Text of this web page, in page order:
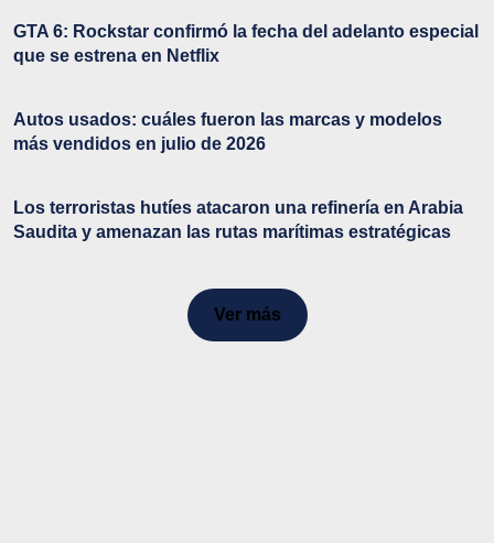
GTA 6: Rockstar confirmó la fecha del adelanto especial
que se estrena en Netflix
Autos usados: cuáles fueron las marcas y modelos
más vendidos en julio de 2026
Los terroristas hutíes atacaron una refinería en Arabia
Saudita y amenazan las rutas marítimas estratégicas
Ver más